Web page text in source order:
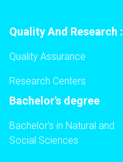
Quality And Research :
Quality Assurance
Research Centers
Bachelor's degree
Bachelor's in Natural and
Social Sciences